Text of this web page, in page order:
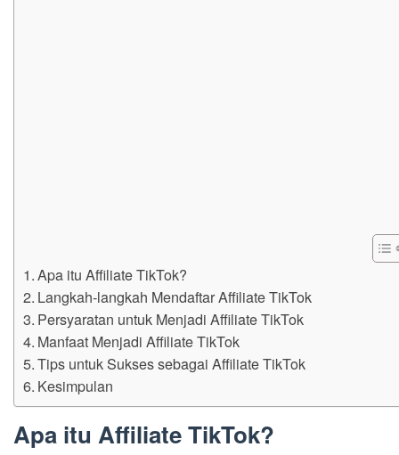
Apa itu Affiliate TikTok?
Langkah-langkah Mendaftar Affiliate TikTok
Persyaratan untuk Menjadi Affiliate TikTok
Manfaat Menjadi Affiliate TikTok
Tips untuk Sukses sebagai Affiliate TikTok
Kesimpulan
Apa itu Affiliate TikTok?